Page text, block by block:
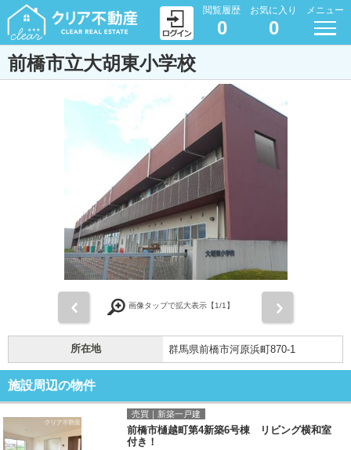
閲覧履歴
0
お気に入り
0
メニュー
前橋市立大胡東小学校
画像タップで拡大表示【1/1】
所在地 群馬県前橋市河原浜町870-1
施設周辺の物件
売買｜新築一戸建
前橋市樋越町第4新築6号棟 リビング横和室
付き！